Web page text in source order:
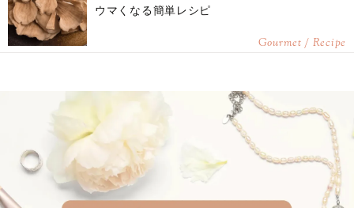
ウマくなる簡単レシピ
Gourmet / Recipe